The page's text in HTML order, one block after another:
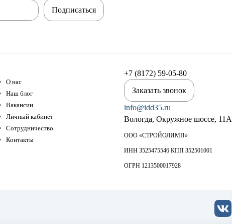
Подписаться
О нас
Наш блог
Вакансии
Личный кабинет
Сотрудничество
Контакты
+7 (8172) 59-05-80
Заказать звонок
info@idd35.ru
Вологда, Окружное шоссе, 11А
ООО «СТРОЙОЛИМП»
ИНН 3525475546 КПП 352501001
ОГРН 1213500017928